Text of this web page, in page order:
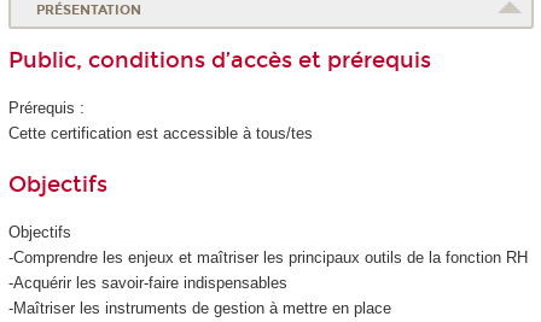
PRÉSENTATION
Public, conditions d’accès et prérequis
Prérequis :
Cette certification est accessible à tous/tes
Objectifs
Objectifs
-Comprendre les enjeux et maîtriser les principaux outils de la fonction RH
-Acquérir les savoir-faire indispensables
-Maîtriser les instruments de gestion à mettre en place